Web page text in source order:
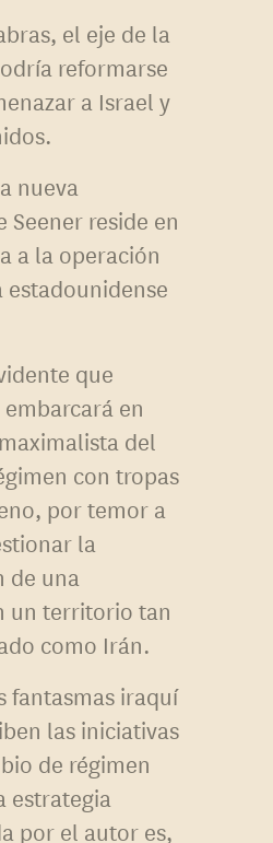
el eje de la
reformarse
a Israel y
nueva
Seener reside en
a la operación
estadounidense
que
en
del
con tropas
por temor a
la
de una
un territorio tan
como Irán.
fantasmas iraquí
las iniciativas
de régimen
estrategia
por el autor es,